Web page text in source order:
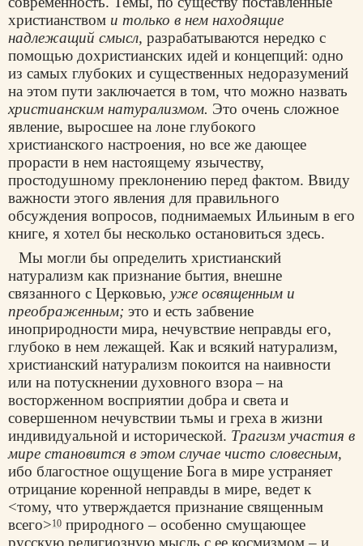
христианством и только в нем находящие
надлежащий смысл, разрабатываются нередко с
помощью дохристианских идей и концепций: одно
из самых глубоких и существенных недоразумений
на этом пути заключается в том, что можно назвать
христианским натурализмом. Это очень сложное
явление, выросшее на лоне глубокого
христианского настроения, но все же дающее
прорасти в нем настоящему язычеству,
простодушному преклонению перед фактом. Ввиду
важности этого явления для правильного
обсуждения вопросов, поднимаемых Ильиным в его
книге, я хотел бы несколько остановиться здесь.
Мы могли бы определить христианский
натурализм как признание бытия, внешне
связанного с Церковью, уже освященным и
преображенным; это и есть забвение
иноприродности мира, нечувствие неправды его,
глубоко в нем лежащей. Как и всякий натурализм,
христианский натурализм покоится на наивности
или на потускнении духовного взора – на
восторженном восприятии добра и света и
совершенном нечувствии тьмы и греха в жизни
индивидуальной и исторической. Трагизм участия в
мире становится в этом случае чисто словесным,
ибо благостное ощущение Бога в мире устраняет
отрицание коренной неправды в мире, ведет к
<тому, что утверждается признание священным
всего>10 природного – особенно смущающее